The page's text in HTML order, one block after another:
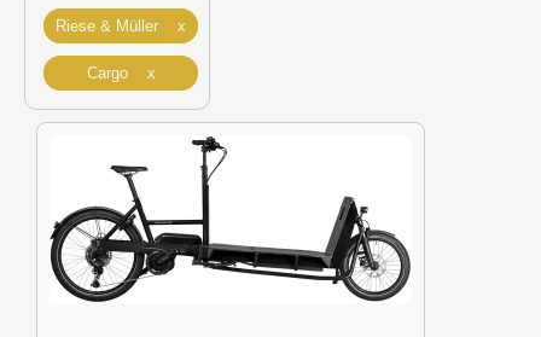
Riese & Müller x
Cargo x